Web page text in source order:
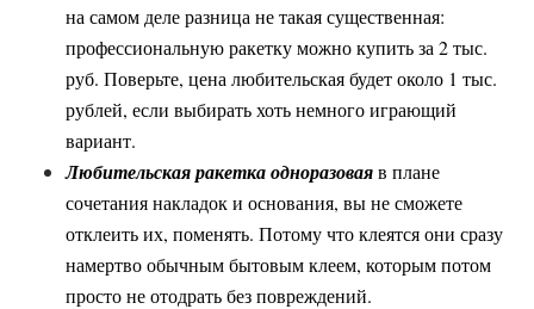
на самом деле разница не такая существенная:
профессиональную ракетку можно купить за 2 тыс.
руб. Поверьте, цена любительская будет около 1 тыс.
рублей, если выбирать хоть немного играющий
вариант.
Любительская ракеткаодноразоваяв плане
сочетания накладок и основания, вы не сможете
отклеить их, поменять. Потому что клеятся они сразу
намертво обычным бытовым клеем, которым потом
просто не отодрать без повреждений.